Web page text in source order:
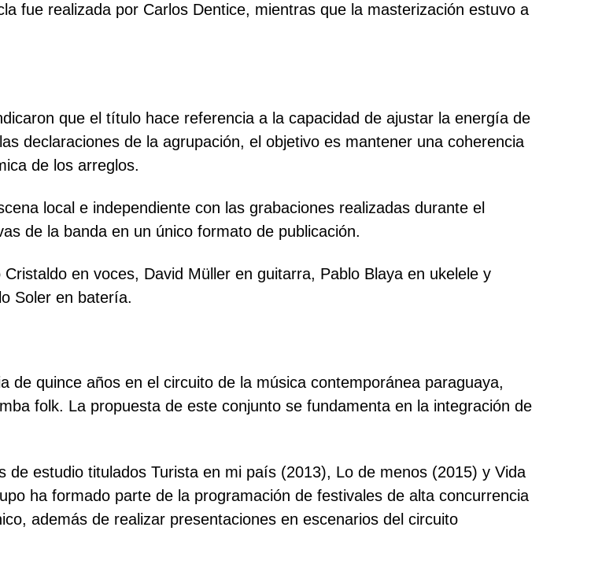
fue realizada por Carlos Dentice, mientras que la masterización estuvo a
que el título hace referencia a la capacidad de ajustar la energía de
declaraciones de la agrupación, el objetivo es mantener una coherencia
de los arreglos.
local e independiente con las grabaciones realizadas durante el
de la banda en un único formato de publicación.
en voces, David Müller en guitarra, Pablo Blaya en ukelele y
Soler en batería.
de quince años en el circuito de la música contemporánea paraguaya,
folk. La propuesta de este conjunto se fundamenta en la integración de
de estudio titulados Turista en mi país (2013), Lo de menos (2015) y Vida
ha formado parte de la programación de festivales de alta concurrencia
además de realizar presentaciones en escenarios del circuito